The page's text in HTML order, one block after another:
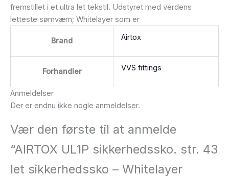
fremstillet i et ultra let tekstil. Udstyret med verdens
letteste sømværn; Whitelayer som er
Brand Airtox
Forhandler VVS fittings
Anmeldelser
Der er endnu ikke nogle anmeldelser.
Vær den første til at anmelde
“AIRTOX UL1P sikkerhedssko. str. 43
let sikkerhedssko – Whitelayer